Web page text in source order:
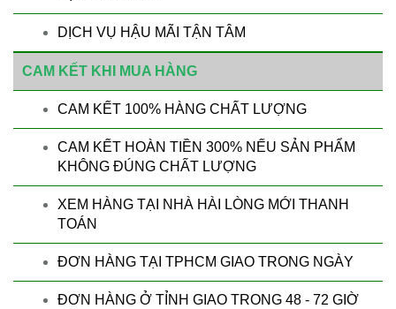
DỊCH VỤ HẬU MÃI TẬN TÂM
CAM KẾT KHI MUA HÀNG
CAM KẾT 100% HÀNG CHẤT LƯỢNG
CAM KẾT HOÀN TIỀN 300% NẾU SẢN PHẨM
KHÔNG ĐÚNG CHẤT LƯỢNG
XEM HÀNG TẠI NHÀ HÀI LÒNG MỚI THANH
TOÁN
ĐƠN HÀNG TẠI TPHCM GIAO TRONG NGÀY
ĐƠN HÀNG Ở TỈNH GIAO TRONG 48 - 72 GIỜ